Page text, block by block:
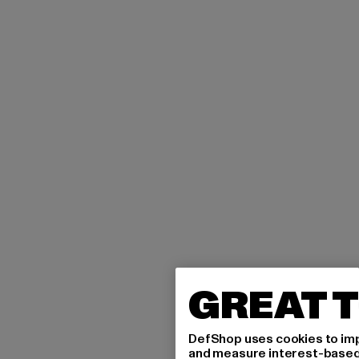
GREAT
DefShop uses cookies to
and measure interest-